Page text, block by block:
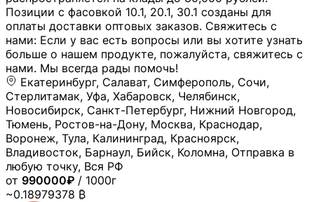
Позиции с фасовкой 10.1, 20.1, 30.1 созданы для
оплаты доставки оптовых заказов. Свяжитесь с
нами: Если у вас есть вопросы или вы хотите узнать
больше о нашем продукте, пожалуйста, свяжитесь с
нами. Мы всегда рады помочь!
Екатеринбург, Салават, Симферополь, Сочи,
Стерлитамак, Уфа, Хабаровск, Челябинск,
Новосибирск, Санкт-Петербург, Нижний Новгород,
Тюмень, Ростов-на-Дону, Москва, Краснодар,
Воронеж, Тула, Калининград, Красноярск,
Владивосток, Барнаул, Бийск, Коломна, Отправка в
любую точку, Вся РФ
от 990000₽ / 1000г
~0.18979378 ₿